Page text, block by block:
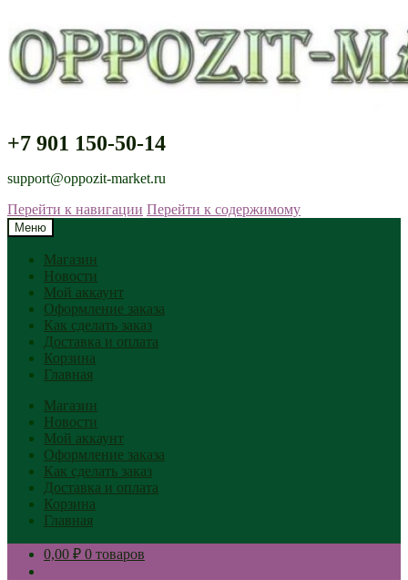
+7 901 150-50-14
support@oppozit-market.ru
Перейти к навигации Перейти к содержимому
Меню
Магазин
Новости
Мой аккаунт
Оформление заказа
Как сделать заказ
Доставка и оплата
Корзина
Главная
Магазин
Новости
Мой аккаунт
Оформление заказа
Как сделать заказ
Доставка и оплата
Корзина
Главная
0,00 ₽ 0 товаров